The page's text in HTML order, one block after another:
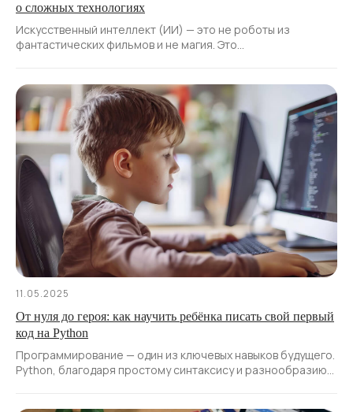
о сложных технологиях
Искусственный интеллект (ИИ) — это не роботы из
фантастических фильмов и не магия. Это
11.05.2025
От нуля до героя: как научить ребёнка писать свой первый
код на Python
Программирование — один из ключевых навыков будущего.
Python, благодаря простому синтаксису и разнообразию